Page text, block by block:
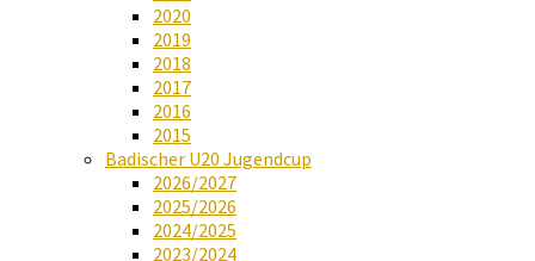
2020
2019
2018
2017
2016
2015
Badischer U20 Jugendcup
2026/2027
2025/2026
2024/2025
2023/2024